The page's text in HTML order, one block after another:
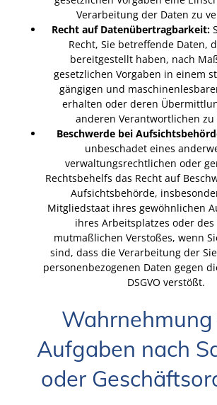
Verarbeitung der Daten zu
Recht auf Datenübertragbarkeit:
Recht, Sie betreffende Daten,
bereitgestellt haben, nach
gesetzlichen Vorgaben in einem
gängigen und
erhalten oder deren
anderen Verantwortlichen
Beschwerde bei
unbeschadet eines
verwaltungsrechtlichen oder
Rechtsbehelfs das Recht auf
Aufsichtsbehörde,
Mitgliedstaat ihres gewöhnlichen
ihres Arbeitsplatzes oder des
mutmaßlichen Verstoßes, wenn
sind, dass die Verarbeitung der
personenbezogenen Daten gegen
DSGVO verstößt.
Wahrnehmung
Aufgaben nach
oder